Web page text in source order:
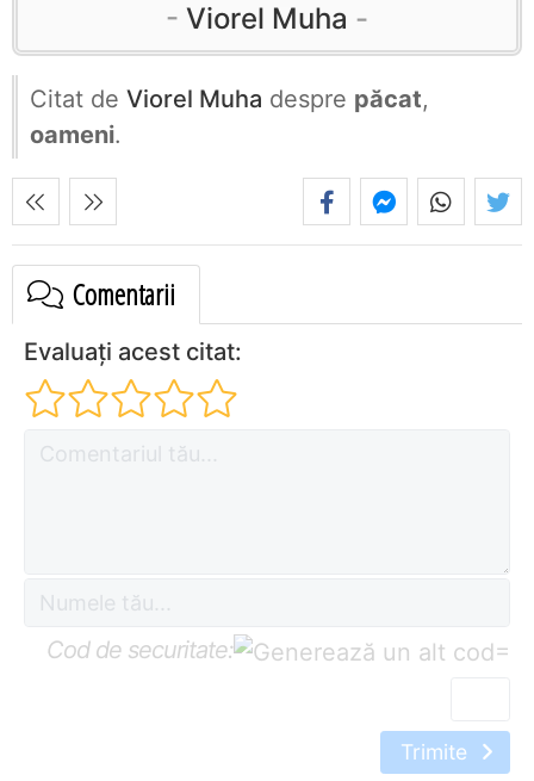
Viorel Muha
Citat de Viorel Muha despre păcat,
oameni.
Comentarii
Evaluați acest citat:
Cod de securitate: =
Trimite